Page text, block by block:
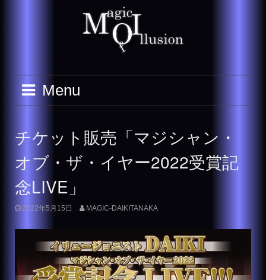
Menu
チケット販売「マジシャン・
オブ・ザ・イヤー2022受賞記
念LIVE」
2022年5月15日 MAGIC-DAIKITANAKA